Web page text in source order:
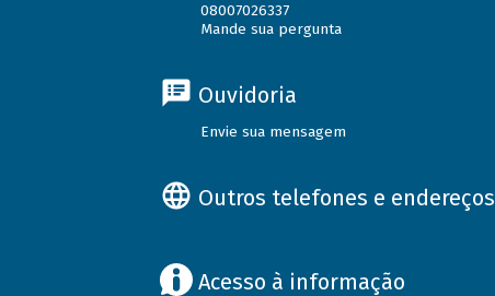
08007026337
Mande sua pergunta
Ouvidoria
Envie sua mensagem
Outros telefones e endereços
Acesso à informação